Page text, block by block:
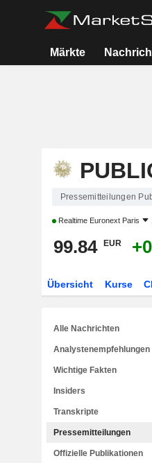
Märkte
Pressemitteilungen
Realtime Euronext Paris
99.84 EUR
Übersicht Kurse
Alle Nachrichten
Analystenempfehlungen
Wichtige Fakten
Insiders
Transkripte
Pressemitteilungen
Offizielle Publikationen